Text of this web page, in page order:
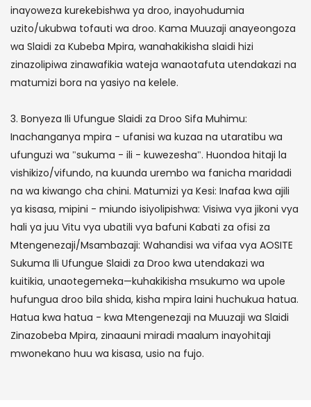
inayoweza kurekebishwa ya droo, inayohudumia
uzito/ukubwa tofauti wa droo. Kama Muuzaji anayeongoza
wa Slaidi za Kubeba Mpira, wanahakikisha slaidi hizi
zinazolipiwa zinawafikia wateja wanaotafuta utendakazi na
matumizi bora na yasiyo na kelele.
3. Bonyeza Ili Ufungue Slaidi za Droo Sifa Muhimu:
Inachanganya mpira - ufanisi wa kuzaa na utaratibu wa
ufunguzi wa "sukuma - ili - kuwezesha". Huondoa hitaji la
vishikizo/vifundo, na kuunda urembo wa fanicha maridadi
na wa kiwango cha chini. Matumizi ya Kesi: Inafaa kwa ajili
ya kisasa, mipini - miundo isiyolipishwa: Visiwa vya jikoni vya
hali ya juu Vitu vya ubatili vya bafuni Kabati za ofisi za
Mtengenezaji/Msambazaji: Wahandisi wa vifaa vya AOSITE
Sukuma Ili Ufungue Slaidi za Droo kwa utendakazi wa
kuitikia, unaotegemeka—kuhakikisha msukumo wa upole
hufungua droo bila shida, kisha mpira laini huchukua hatua.
Hatua kwa hatua - kwa Mtengenezaji na Muuzaji wa Slaidi
Zinazobeba Mpira, zinaauni miradi maalum inayohitaji
mwonekano huu wa kisasa, usio na fujo.